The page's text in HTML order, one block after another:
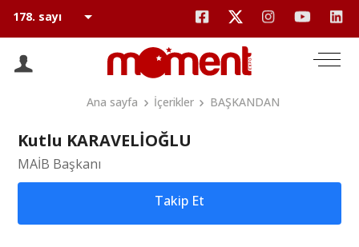
Ana sayfa İçerikler BAŞKANDAN
Kutlu KARAVELİOĞLU
MAİB Başkanı
Takip Et